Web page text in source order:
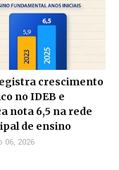
crescimento
no IDEB e
nota 6,5 na rede
de ensino
06, 2026